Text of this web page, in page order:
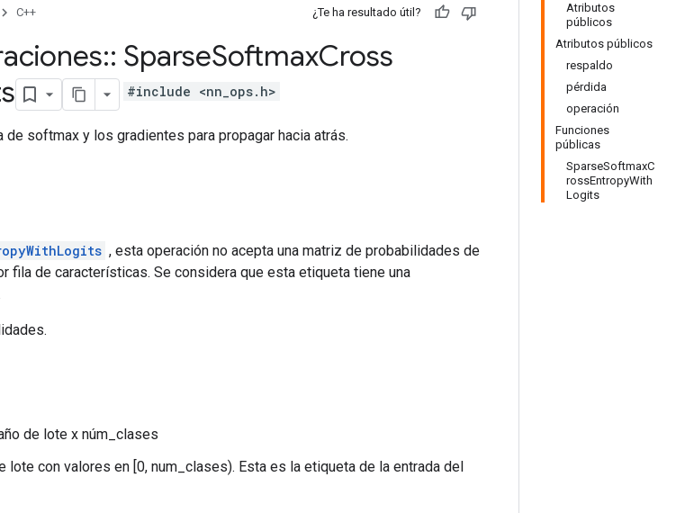
Atributos
públicos
Atributos públicos
respaldo
pérdida
operación
Funciones
públicas
SparseSoftmaxC
rossEntropyWith
Logits
C++ ¿Te ha resultado útil?
:: SparseSoftmaxCross
#include <nn_ops.h>
softmax y los gradientes para propagar hacia atrás.
, esta operación no acepta una matriz de probabilidades de
fila de características. Se considera que esta etiqueta tiene una
de lote x núm_clases
lote con valores en [0, num_clases). Esta es la etiqueta de la entrada del